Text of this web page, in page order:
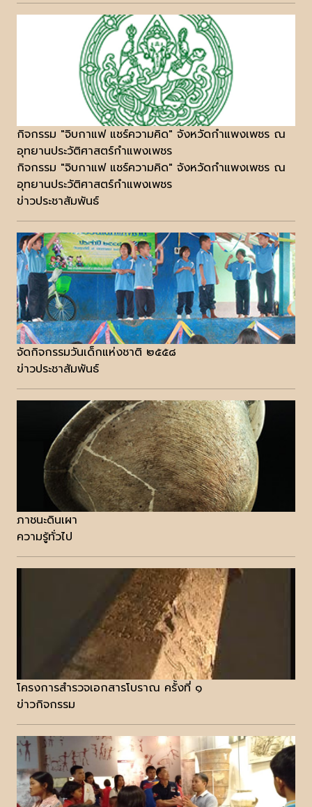
กิจกรรม "จิบกาแฟ แชร์ความคิด" จังหวัดกำแพงเพชร ณ
อุทยานประวัติศาสตร์กำแพงเพชร
กิจกรรม "จิบกาแฟ แชร์ความคิด" จังหวัดกำแพงเพชร ณ
อุทยานประวัติศาสตร์กำแพงเพชร
ข่าวประชาสัมพันธ์
จัดกิจกรรมวันเด็กแห่งชาติ ๒๕๕๘
ข่าวประชาสัมพันธ์
ภาชนะดินเผา
ความรู้ทั่วไป
โครงการสำรวจเอกสารโบราณ ครั้งที่ ๑
ข่าวกิจกรรม